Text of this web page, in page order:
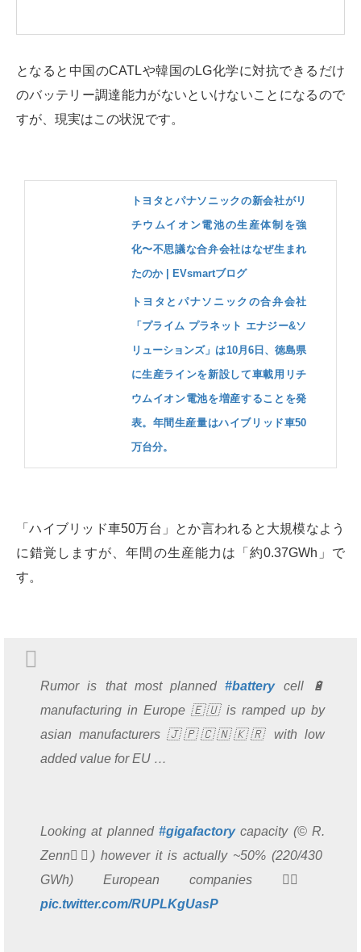
となると中国のCATLや韓国のLG化学に対抗できるだけ
のバッテリー調達能力がないといけないことになるので
すが、現実はこの状況です。
トヨタとパナソニックの新会社がリ
チウムイオン電池の生産体制を強
化〜不思議な合弁会社はなぜ生まれ
たのか | EVsmartブログ
トヨタとパナソニックの合弁会社
「プライム プラネット エナジー&ソ
リューションズ」は10月6日、徳島県
に生産ラインを新設して車載用リチ
ウムイオン電池を増産することを発
表。年間生産量はハイブリッド車50
万台分。
「ハイブリッド車50万台」とか言われると大規模なよう
に錯覚しますが、年間の生産能力は「約0.37GWh」で
す。
Rumor is that most planned#batterycell 🔋
manufacturing in Europe 🇪🇺 is ramped up by
asian manufacturers 🇯🇵🇨🇳🇰🇷 with low
added value for EU …
Looking at planned #gigafactorycapacity (©️ R.
Zenn👇🏻) however it is actually ~50% (220/430
GWh) European companies ☝🏻
pic.twitter.com/RUPLKgUasP